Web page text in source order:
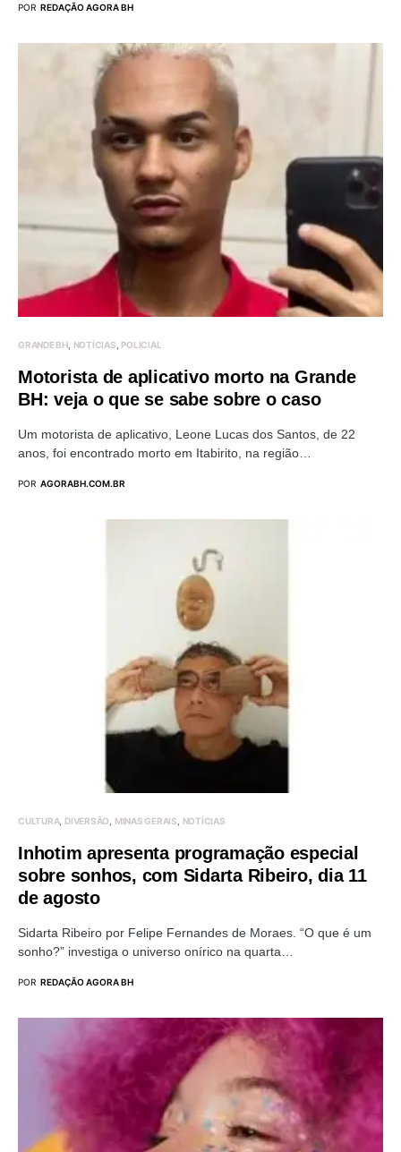
POR REDAÇÃO AGORA BH
GRANDE BH NOTÍCIAS POLICIAL
Motorista de aplicativo morto na Grande
BH: veja o que se sabe sobre o caso
Um motorista de aplicativo, Leone Lucas dos Santos, de 22
anos, foi encontrado morto em Itabirito, na região…
POR AGORABH.COM.BR
CULTURA DIVERSÃO MINAS GERAIS NOTÍCIAS
Inhotim apresenta programação especial
sobre sonhos, com Sidarta Ribeiro, dia 11
de agosto
Sidarta Ribeiro por Felipe Fernandes de Moraes. “O que é um
sonho?” investiga o universo onírico na quarta…
POR REDAÇÃO AGORA BH